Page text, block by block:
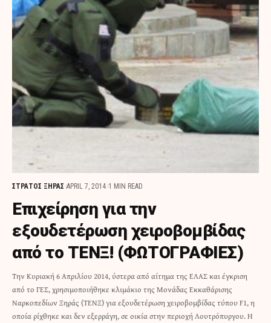
ΣΤΡΑΤΟΣ ΞΗΡΑΣ APRIL 7, 2014 1 MIN READ
Επιχείρηση για την
εξουδετέρωση χειροβομβίδας
από το ΤΕΝΞ! (ΦΩΤΟΓΡΑΦΙΕΣ)
Την Κυριακή 6 Απριλίου 2014, ύστερα από αίτημα της ΕΛΑΣ και έγκριση
από το ΓΕΣ, χρησιμοποιήθηκε κλιμάκιο της Μονάδας Εκκαθάρισης
Ναρκοπεδίων Ξηράς (ΤΕΝΞ) για εξουδετέρωση χειροβομβίδας τύπου F1, η
οποία ρίχθηκε και δεν εξερράγη, σε οικία στην περιοχή Λουτρόπυργου. Η